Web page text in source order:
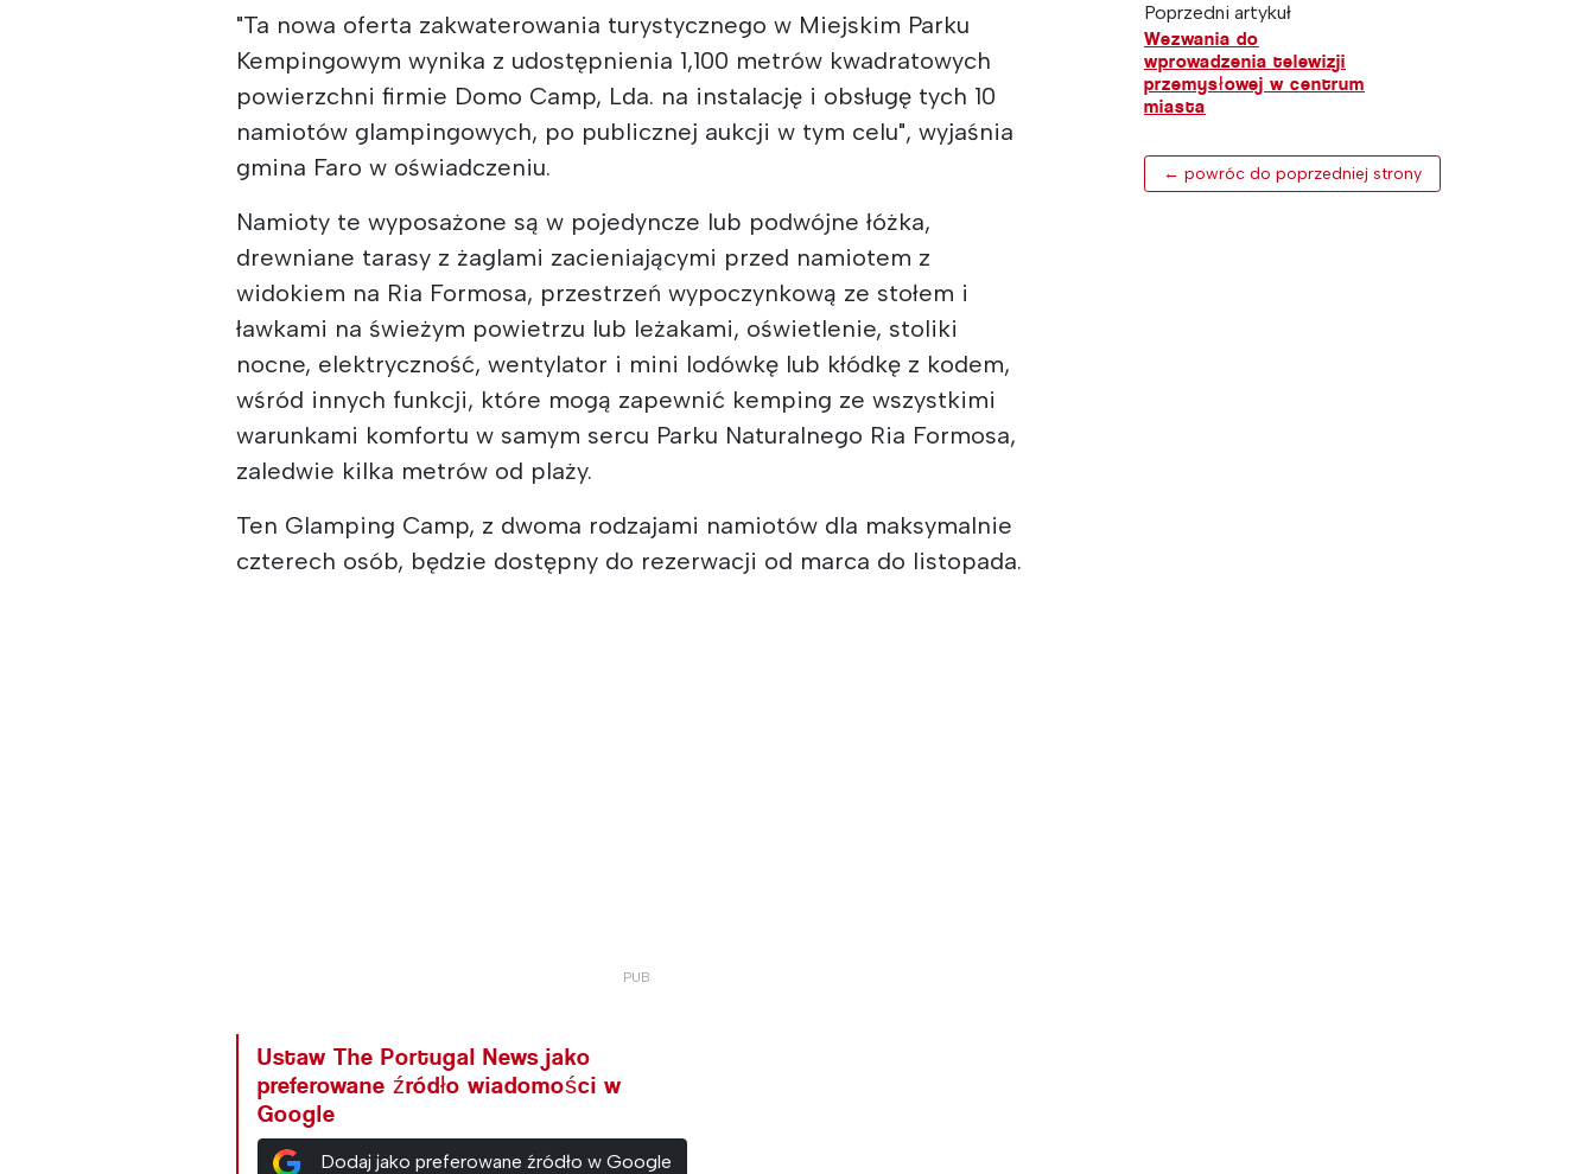
"Ta nowa oferta zakwaterowania turystycznego w Miejskim Parku
Kempingowym wynika z udostępnienia 1,100 metrów kwadratowych
powierzchni firmie Domo Camp, Lda. na instalację i obsługę tych 10
namiotów glampingowych, po publicznej aukcji w tym celu", wyjaśnia
gmina Faro w oświadczeniu.
Namioty te wyposażone są w pojedyncze lub podwójne łóżka,
drewniane tarasy z żaglami zacieniającymi przed namiotem z
widokiem na Ria Formosa, przestrzeń wypoczynkową ze stołem i
ławkami na świeżym powietrzu lub leżakami, oświetlenie, stoliki
nocne, elektryczność, wentylator i mini lodówkę lub kłódkę z kodem,
wśród innych funkcji, które mogą zapewnić kemping ze wszystkimi
warunkami komfortu w samym sercu Parku Naturalnego Ria Formosa,
zaledwie kilka metrów od plaży.
Ten Glamping Camp, z dwoma rodzajami namiotów dla maksymalnie
czterech osób, będzie dostępny do rezerwacji od marca do listopada.
Ustaw The Portugal News jako
preferowane źródło wiadomości w
Google
Dodaj jako preferowane źródło w Google
Poprzedni artykuł
Wezwania do
wprowadzenia telewizji
przemysłowej w centrum
miasta
← powróc do poprzedniej strony